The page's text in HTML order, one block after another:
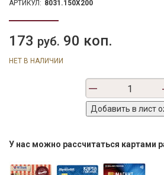
АРТИКУЛ: 8031.150X200
173 руб. 90 коп.
НЕТ В НАЛИЧИИ
У нас можно рассчитаться картами